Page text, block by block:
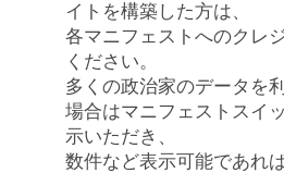
イトを構築した方は、
各マニフェストへのクレ
ください。
多くの政治家のデータを
場合はマニフェストスイ
示いただき、
数件など表示可能であれ